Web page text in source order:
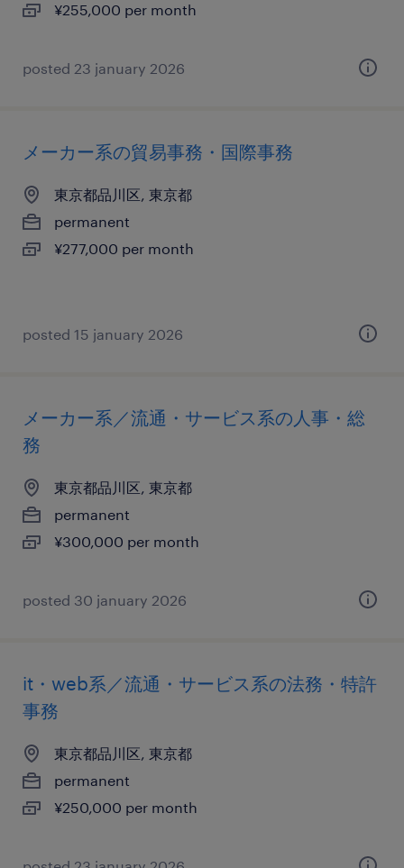
¥255,000 per month
posted 23 january 2026
メーカー系の貿易事務・国際事務
東京都品川区, 東京都
permanent
¥277,000 per month
posted 15 january 2026
メーカー系／流通・サービス系の人事・総
務
東京都品川区, 東京都
permanent
¥300,000 per month
posted 30 january 2026
it・web系／流通・サービス系の法務・特許
事務
東京都品川区, 東京都
permanent
¥250,000 per month